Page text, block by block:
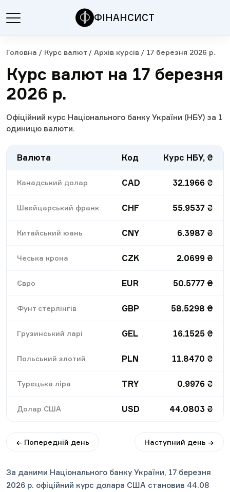
ФІНАНСИСТ
Головна / Курс валют / Архів курсів / 17 березня 2026 р.
Курс валют на 17 березня
2026 р.
Офіційний курс Національного банку України (НБУ) за 1
одиницю валюти.
Валюта Код Курс НБУ, ₴
Канадський долар CAD 32.1966 ₴
Швейцарський франк CHF 55.9537 ₴
Китайський юань CNY 6.3987 ₴
Чеська крона CZK 2.0699 ₴
Євро EUR 50.5777 ₴
Фунт стерлінгів GBP 58.5298 ₴
Грузинський ларі GEL 16.1525 ₴
Польський злотий PLN 11.8470 ₴
Турецька ліра TRY 0.9976 ₴
Долар США USD 44.0803 ₴
← Попередній день Наступний день →
За даними Національного банку України, 17 березня
2026 р. офіційний курс долара США становив 44.08